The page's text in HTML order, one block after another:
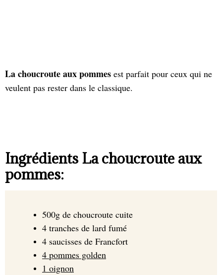
La choucrouteaux pommes est parfait pour ceux qui ne
veulent pas rester dans le classique.
Ingrédients La choucroute aux
pommes:
500g de choucroute cuite
4 tranches de lard fumé
4 saucisses de Francfort
4 pommes golden
1 oignon